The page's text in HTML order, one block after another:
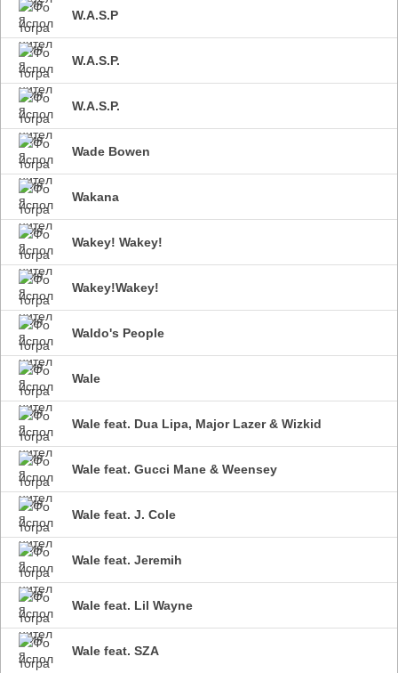
W.A.S.P
W.A.S.P.
W.A.S.P.
Wade Bowen
Wakana
Wakey! Wakey!
Wakey!Wakey!
Waldo's People
Wale
Wale feat. Dua Lipa, Major Lazer & Wizkid
Wale feat. Gucci Mane & Weensey
Wale feat. J. Cole
Wale feat. Jeremih
Wale feat. Lil Wayne
Wale feat. SZA